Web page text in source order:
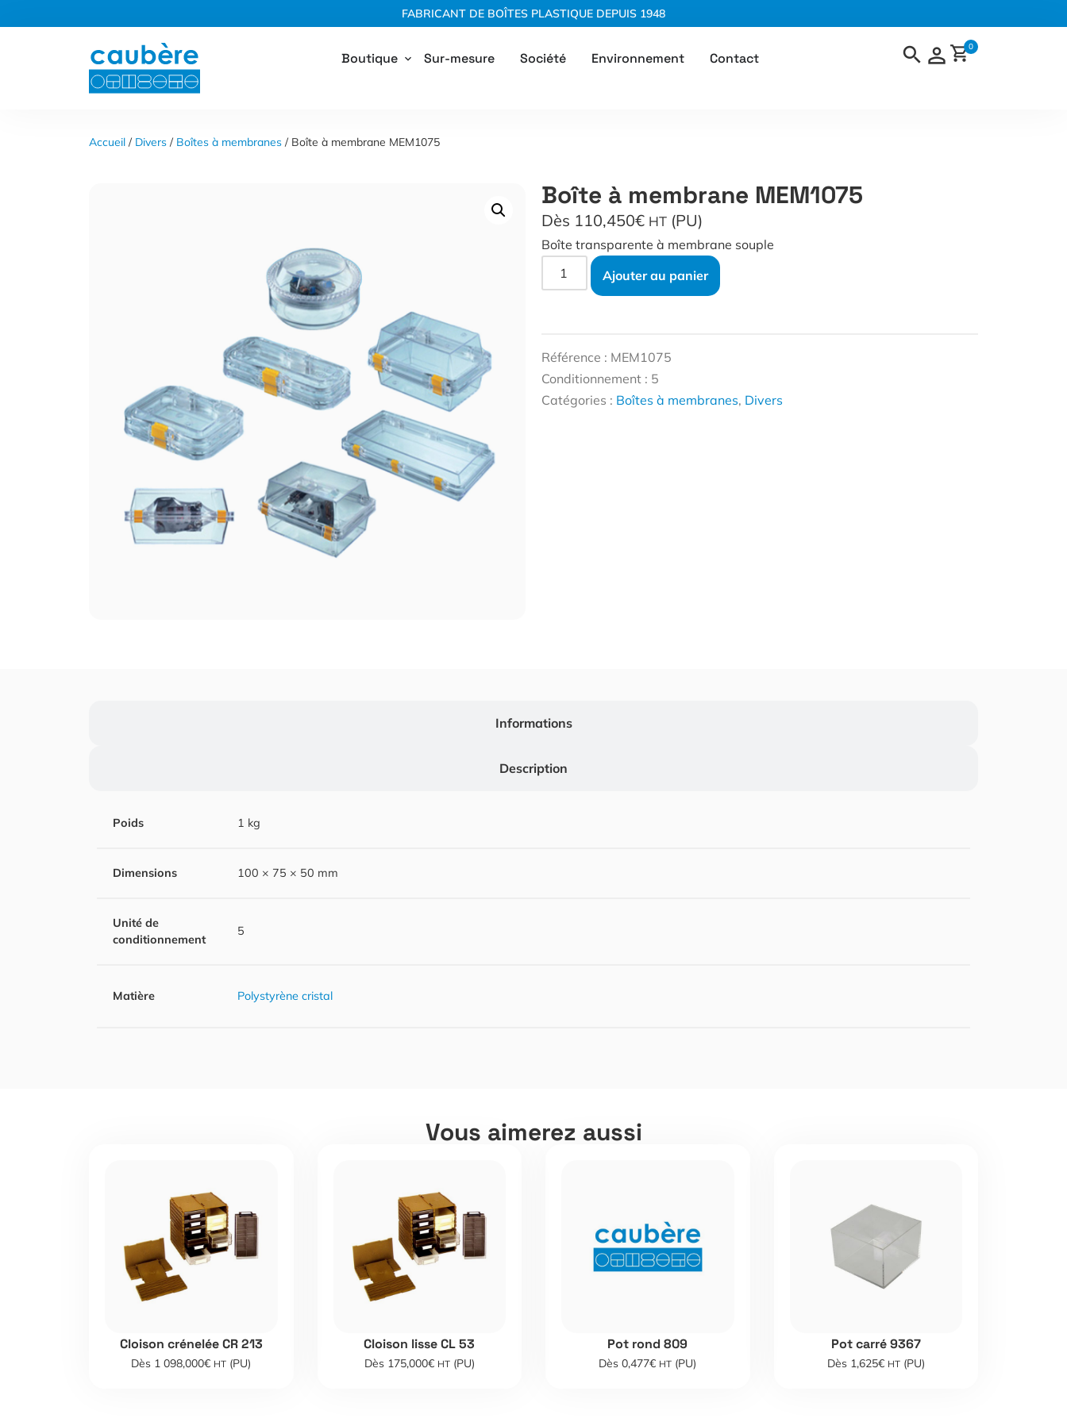
FABRICANT DE BOÎTES PLASTIQUE DEPUIS 1948
Boutique Sur-mesure Société Environnement Contact
0
Accueil / Divers / Boîtes à membranes / Boîte à membrane MEM1075
Boîte à membrane MEM1075
Dès 110,450€ HT (PU)
Boîte transparente à membrane souple
Ajouter au panier
Référence : MEM1075
Conditionnement : 5
Catégories : Boîtes à membranes, Divers
Informations
Description
Poids 1 kg
Dimensions 100 × 75 × 50 mm
Unité de
conditionnement
5
Matière Polystyrène cristal
Vous aimerez aussi
Cloison crénelée CR 213
Dès 1 098,000€ HT (PU)
Cloison lisse CL 53
Dès 175,000€ HT(PU)
Pot rond 809
Dès 0,477€ HT (PU)
Pot carré 9367
Dès 1,625€ HT(PU)